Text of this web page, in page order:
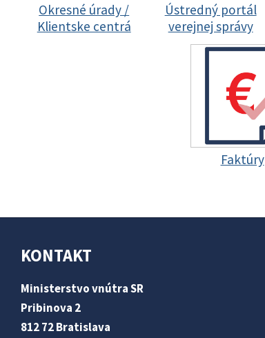
Okresné úrady /
Klientske centrá
Ústredný portál
verejnej správy
Faktúry
KONTAKT
Ministerstvo vnútra SR
Pribinova 2
812 72 Bratislava